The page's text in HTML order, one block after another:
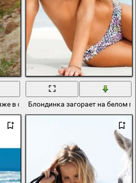
в солнечную погоду
Блондинка загорает на белом